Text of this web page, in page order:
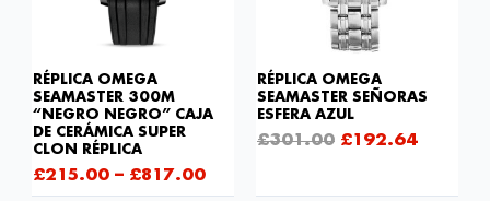
RÉPLICA OMEGA
SEAMASTER 300M
“NEGRO NEGRO” CAJA
DE CERÁMICA SUPER
CLON RÉPLICA
£215.00 – £817.00
RÉPLICA OMEGA
SEAMASTER SEÑORAS
ESFERA AZUL
£301.00 £192.64